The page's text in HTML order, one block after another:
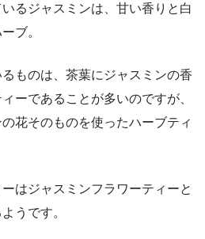
るジャスミンは、甘い香りと白
ブ。
ものは、茶葉にジャスミンの香
ーであることが多いのですが、
花そのものを使ったハーブティ
はジャスミンフラワーティーと
うです。